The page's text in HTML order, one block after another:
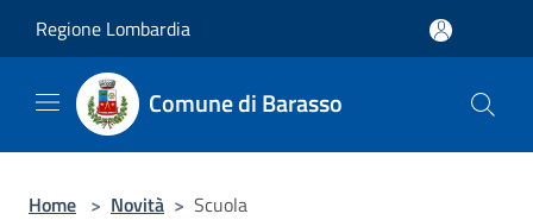
Regione Lombardia
Comune di Barasso
Home > Novità > Scuola